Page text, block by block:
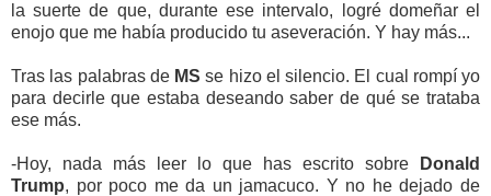
la suerte de que, durante ese intervalo, logré domeñar el
enojo que me había producido tu aseveración. Y hay más...
Tras las palabras de MS se hizo el silencio. El cual rompí yo
para decirle que estaba deseando saber de qué se trataba
ese más.
-Hoy, nada más leer lo que has escrito sobre
Donald
Trump, por poco me da un jamacuco. Y no he dejado de